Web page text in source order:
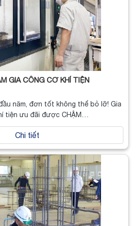
GIA CÔNG CƠ KHÍ TIỆN
năm, đơn tốt không thể bỏ lỡ! Gia
tiện ưu đãi được CHẬM…
Chi tiết